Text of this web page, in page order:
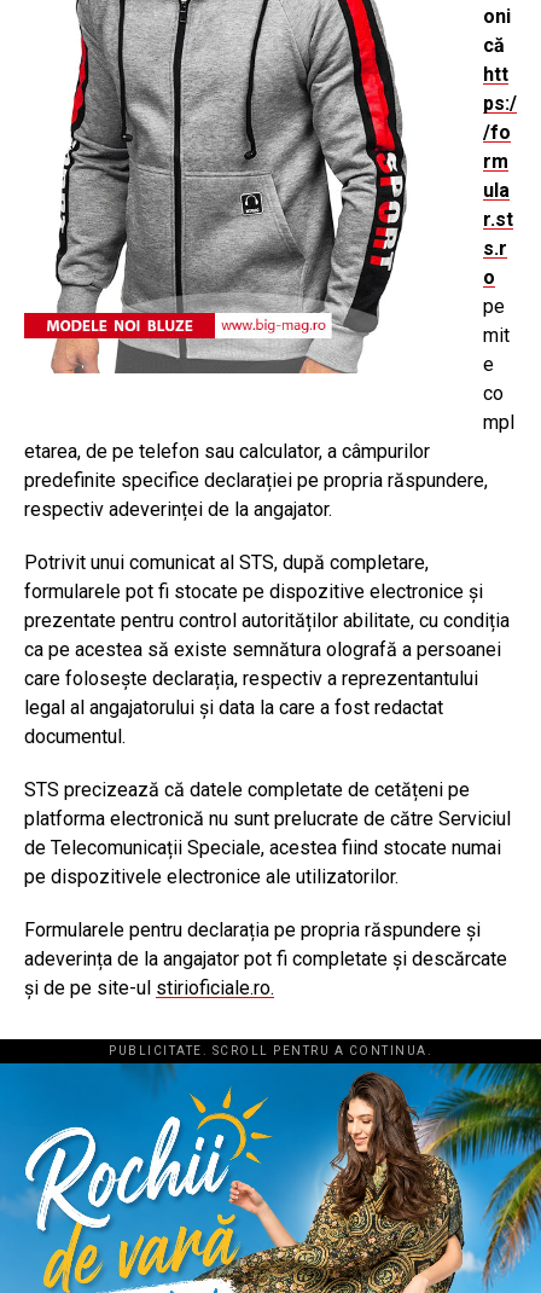
oni
că
htt
ps:/
/fo
rm
ula
r.st
s.r
o
pe
mit
e
co
mpl
etarea, de pe telefon sau calculator, a câmpurilor
predefinite specifice declarației pe propria răspundere,
respectiv adeverinței de la angajator.
Potrivit unui comunicat al STS, după completare,
formularele pot fi stocate pe dispozitive electronice și
prezentate pentru control autorităților abilitate, cu condiția
ca pe acestea să existe semnătura olografă a persoanei
care folosește declarația, respectiv a reprezentantului
legal al angajatorului și data la care a fost redactat
documentul.
STS precizează că datele completate de cetățeni pe
platforma electronică nu sunt prelucrate de către Serviciul
de Telecomunicații Speciale, acestea fiind stocate numai
pe dispozitivele electronice ale utilizatorilor.
Formularele pentru declarația pe propria răspundere și
adeverința de la angajator pot fi completate și descărcate
și de pe site-ul stirioficiale.ro.
PUBLICITATE. SCROLL PENTRU A CONTINUA.